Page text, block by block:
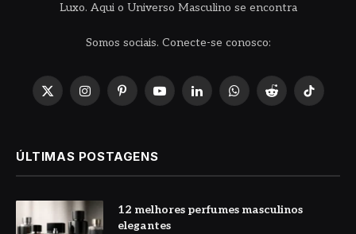
Luxo. Aqui o Universo Masculino se encontra
Somos sociais. Conecte-se conosco:
X
InstagramPinterestYouTubeLinkedInWhatsApp
Reddit TikTok
ÚLTIMAS POSTAGENS
12 melhores perfumes masculinos
elegantes